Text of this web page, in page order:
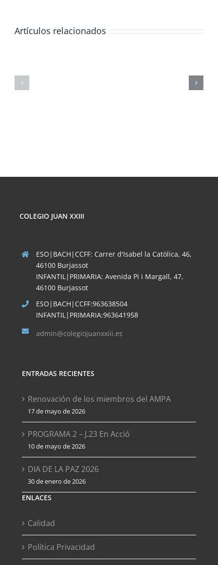
Artículos relacionados
COLEGIO JUAN XXIII
ESO|BACH|CCFF: Carrer d'Isabel la Catòlica, 46,
46100 Burjassot
INFANTIL|PRIMARIA: Avenida Pi i Margall, 47,
46100 Burjassot
ESO|BACH|CCFF:963638504
INFANTIL|PRIMARIA:963641958
admin@colegiojuanxxiii.es
ENTRADAS RECIENTES
Renovación de los miembros del AMPA
17 de mayo de 2026
PROGRAMA 2 – J.23 En Acció
10 de mayo de 2026
DIA DE LA PAZ 2026
30 de enero de 2026
ENLACES
Calidad
Política Privacidad